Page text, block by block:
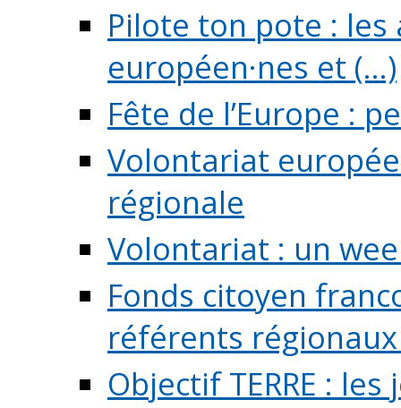
Pilote ton pote :
européen·nes et (...)
Fête de l’Europe :
Volontariat
régionale
Volontariat : un
Fonds citoyen
référents régionaux
Objectif TERRE :